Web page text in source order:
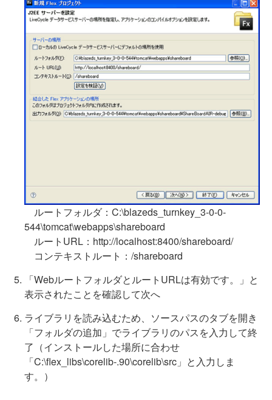
ルートフォルダ：C:\blazeds_turnkey_3-0-0-
544\tomcat\webapps\shareboard
ルートURL：http://localhost:8400/shareboard/
コンテキストルート：/shareboard
「WebルートフォルダとルートURLは有効です。」と
表示されたことを確認して次へ
ライブラリを読み込むため、ソースパスのタブを開き
「フォルダの追加」でライブラリのパスを入力して終
了（インストールした場所に合わせ
「C:\flex_libs\corelib-.90\corelib\src」と入力しま
す。）